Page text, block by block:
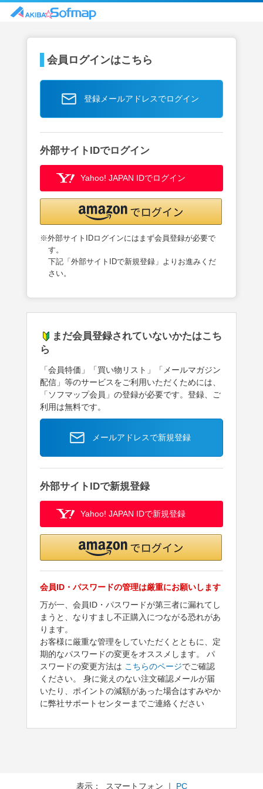
会員ログインはこちら
登録メールアドレスでログイン
外部サイトIDでログイン
Yahoo! JAPAN IDでログイン
※外部サイトIDログインにはまず会員登録が必要で
す。
下記「外部サイトIDで新規登録」よりお進みくだ
さい。
まだ会員登録されていないかたはこち
ら
「会員特価」「買い物リスト」「メールマガジン
配信」等のサービスをご利用いただくためには、
「ソフマップ会員」の登録が必要です。登録、ご
利用は無料です。
メールアドレスで新規登録
外部サイトIDで新規登録
Yahoo! JAPAN IDで新規登録
会員ID・パスワードの管理は厳重にお願いします
万が一、会員ID・パスワードが第三者に漏れてし
まうと、なりすまし不正購入につながる恐れがあ
ります。
お客様に厳重な管理をしていただくとともに、定
期的なパスワードの変更をオススメします。 パ
スワードの変更方法は こちらのページでご確認
ください。 身に覚えのない注文確認メールが届
いたり、ポイントの減額があった場合はすみやか
に弊社サポートセンターまでご連絡ください
表示： スマートフォン ｜ PC